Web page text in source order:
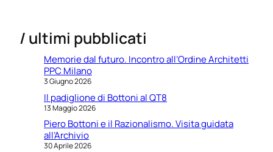
/ ultimi pubblicati
Memorie dal futuro. Incontro all’Ordine Architetti
PPC Milano
3 Giugno 2026
Il padiglione di Bottoni al QT8
13 Maggio 2026
Piero Bottoni e il Razionalismo. Visita guidata
all’Archivio
30 Aprile 2026